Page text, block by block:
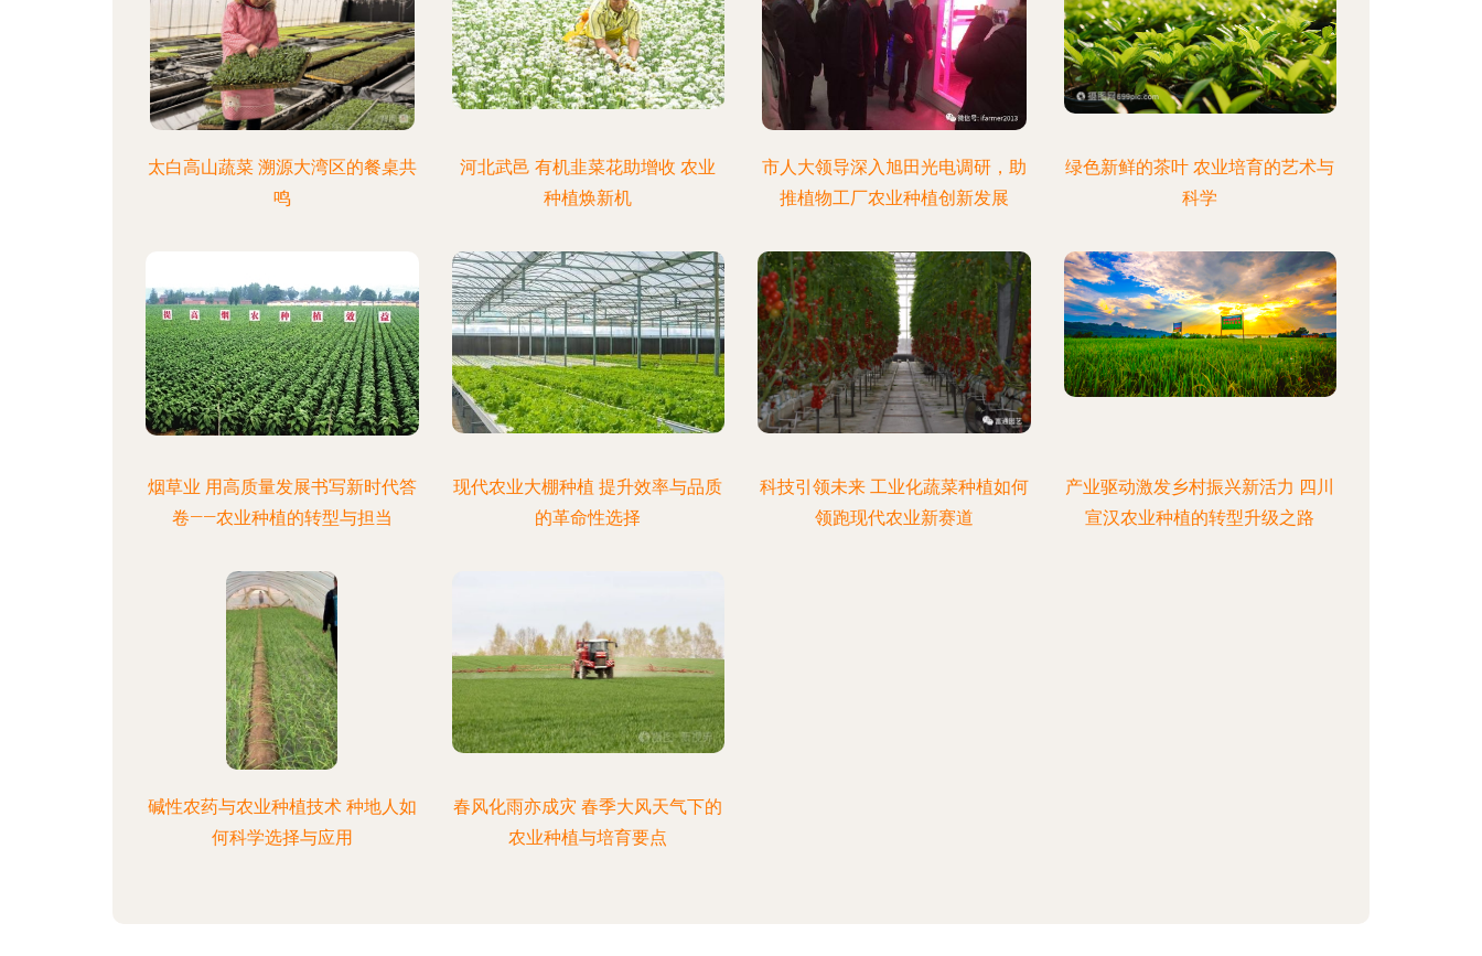
太白高山蔬菜 溯源大湾区的餐桌共
鸣
河北武邑 有机韭菜花助增收 农业
种植焕新机
市人大领导深入旭田光电调研，助
推植物工厂农业种植创新发展
绿色新鲜的茶叶 农业培育的艺术与
科学
烟草业 用高质量发展书写新时代答
卷——农业种植的转型与担当
现代农业大棚种植 提升效率与品质
的革命性选择
科技引领未来 工业化蔬菜种植如何
领跑现代农业新赛道
产业驱动激发乡村振兴新活力 四川
宣汉农业种植的转型升级之路
碱性农药与农业种植技术 种地人如
何科学选择与应用
春风化雨亦成灾 春季大风天气下的
农业种植与培育要点